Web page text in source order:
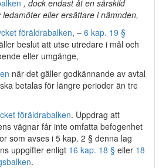
, dock endast åt en särskild
eller ersättare i nämnden,
föräldrabalken, – 6 kap. 19 §
beslut att utse utredare i mål och
eller umgänge,
när det gäller godkännande av avtal
betalas för längre perioder än tre
föräldrabalken. Uppdrag att
vägnar får inte omfatta befogenhet
som avses i 5 kap. 2 § denna lag
uppgifter enligt 16 kap. 18 § eller 18
.